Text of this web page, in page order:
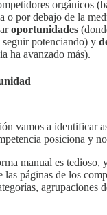
orgánicos
o por debajo de la
oportunidades
seguir potenciando) y
ha avanzado más).
vamos a identificar
posiciona y
manual es tedioso,
las páginas de los
agrupaciones